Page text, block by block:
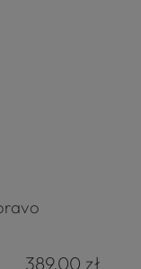
389,00 zł